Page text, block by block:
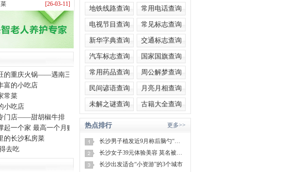
[26-03-11]
[26-03-11]
沙私房菜
[26-03-11]
吃
[26-03-11]
[26-03-11]
小吃店
的重庆火锅——遇南三·重庆火锅村
富的小吃店
常菜
小吃店
门店——甜胡椒牛排
起一个家 最高一个月赚到16000元
的长沙私房菜
去吃
地铁线路查询 常用电话查询
电视节目查询 常见标志查询
新华字典查询 交通标志查询
汽车标志查询 国家国旗查询
常用药品查询 周公解梦查询
民间谚语查询 月亮月相查询
未解之谜查询 古籍大全查询
更多>>
热点排行
长沙男子植发近9月称后脑勺“像狗啃过”
长沙女子39元体验美容 莫名被刷1万多
长沙出发适合“小资游”的3个城市